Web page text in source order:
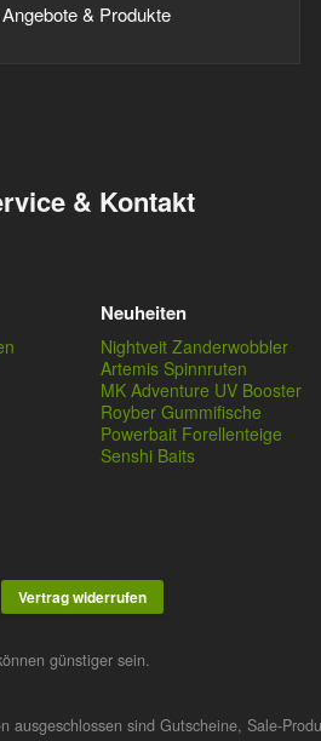
& Produkte
& Kontakt
Neuheiten
Nightveit Zanderwobbler
Artemis Spinnruten
MK Adventure UV Booster
Royber Gummifische
Powerbait Forellenteige
Senshi Baits
Vertrag widerrufen
günstiger sein.
sind Gutscheine, Sale-